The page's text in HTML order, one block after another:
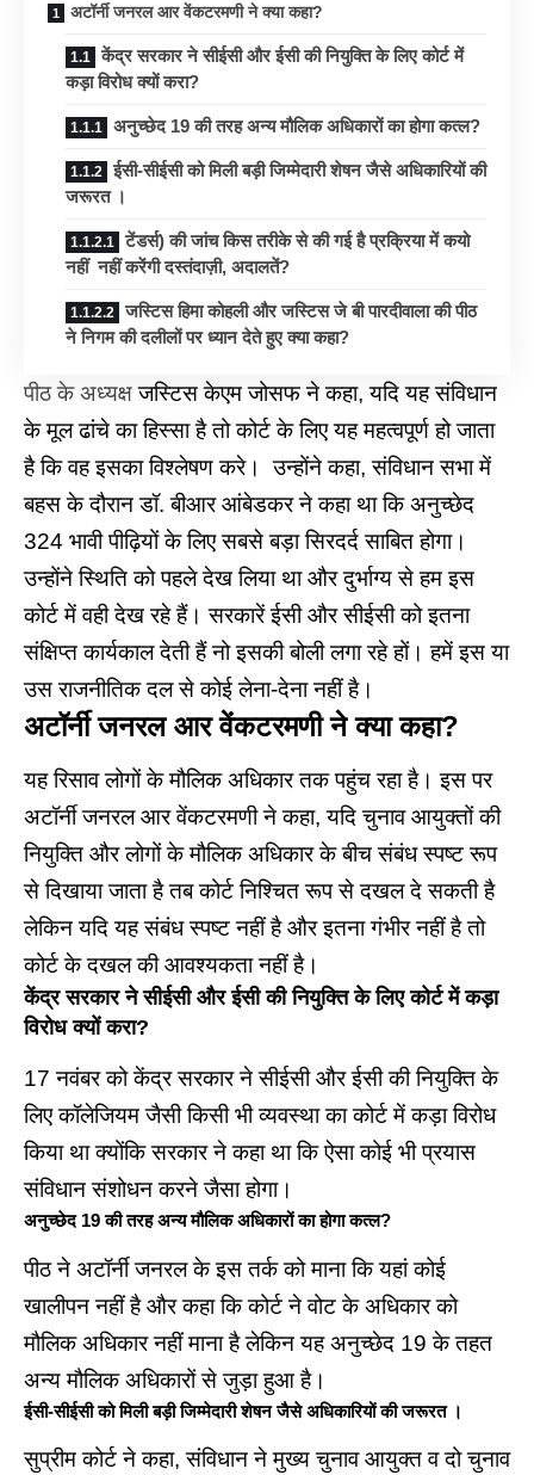
अटॉर्नी जनरल आर वेंकटरमणी ने क्या कहा?
केंद्र सरकार ने सीईसी और ईसी की नियुक्ति के लिए कोर्ट में
कड़ा विरोध क्यों करा?
अनुच्छेद 19 की तरह अन्य मौलिक अधिकारों का होगा कत्ल?
ईसी-सीईसी को मिली बड़ी जिम्मेदारी शेषन जैसे अधिकारियों की
जरूरत ।
टेंडर्स) की जांच किस तरीके से की गई है प्रक्रिया में कयो
नहीं नहीं करेंगी दस्तंदाज़ी, अदालतें?
जस्टिस हिमा कोहली और जस्टिस जे बी पारदीवाला की पीठ
ने निगम की दलीलों पर ध्यान देते हुए क्या कहा?
पीठ के अध्यक्ष जस्टिस केएम जोसफ ने कहा, यदि यह संविधान
के मूल ढांचे का हिस्सा है तो कोर्ट के लिए यह महत्वपूर्ण हो जाता
है कि वह इसका विश्लेषण करे। उन्होंने कहा, संविधान सभा में
बहस के दौरान डॉ. बीआर आंबेडकर ने कहा था कि अनुच्छेद
324 भावी पीढ़ियों के लिए सबसे बड़ा सिरदर्द साबित होगा।
उन्होंने स्थिति को पहले देख लिया था और दुर्भाग्य से हम इस
कोर्ट में वही देख रहे हैं। सरकारें ईसी और सीईसी को इतना
संक्षिप्त कार्यकाल देती हैं नो इसकी बोली लगा रहे हों। हमें इस या
उस राजनीतिक दल से कोई लेना-देना नहीं है।
अटॉर्नी जनरल आर वेंकटरमणी ने क्या कहा?
यह रिसाव लोगों के मौलिक अधिकार तक पहुंच रहा है। इस पर
अटॉर्नी जनरल आर वेंकटरमणी ने कहा, यदि चुनाव आयुक्तों की
नियुक्ति और लोगों के मौलिक अधिकार के बीच संबंध स्पष्ट रूप
से दिखाया जाता है तब कोर्ट निश्चित रूप से दखल दे सकती है
लेकिन यदि यह संबंध स्पष्ट नहीं है और इतना गंभीर नहीं है तो
कोर्ट के दखल की आवश्यकता नहीं है।
केंद्र सरकार ने सीईसी और ईसी की नियुक्ति के लिए कोर्ट में कड़ा
विरोध क्यों करा?
17 नवंबर को केंद्र सरकार ने सीईसी और ईसी की नियुक्ति के
लिए कॉलेजियम जैसी किसी भी व्यवस्था का कोर्ट में कड़ा विरोध
किया था क्योंकि सरकार ने कहा था कि ऐसा कोई भी प्रयास
संविधान संशोधन करने जैसा होगा।
अनुच्छेद 19 की तरह अन्य मौलिक अधिकारों का होगा कत्ल?
पीठ ने अटॉर्नी जनरल के इस तर्क को माना कि यहां कोई
खालीपन नहीं है और कहा कि कोर्ट ने वोट के अधिकार को
मौलिक अधिकार नहीं माना है लेकिन यह अनुच्छेद 19 के तहत
अन्य मौलिक अधिकारों से जुड़ा हुआ है।
ईसी-सीईसी को मिली बड़ी जिम्मेदारी शेषन जैसे अधिकारियों की जरूरत ।
सुप्रीम कोर्ट ने कहा, संविधान ने मुख्य चुनाव आयुक्त व दो चुनाव